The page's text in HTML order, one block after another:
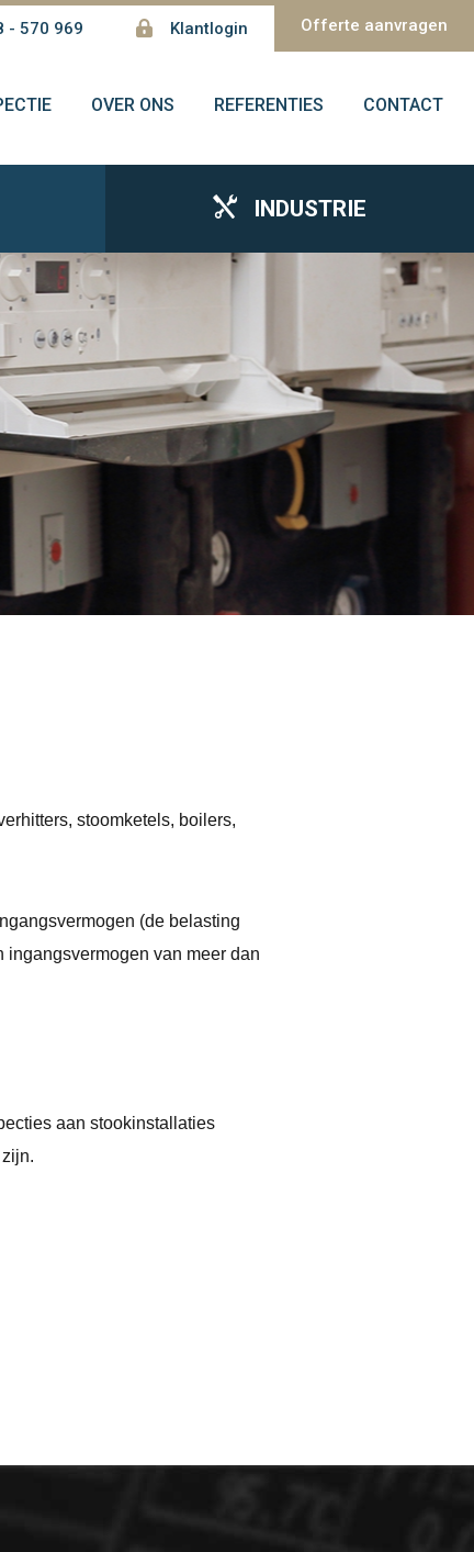
- 570 969 Klantlogin Offerte aanvragen
OVER ONS REFERENTIES CONTACT
INDUSTRIE
stoomketels, boilers,
(de belasting
ingangsvermogen van meer dan
aan stookinstallaties